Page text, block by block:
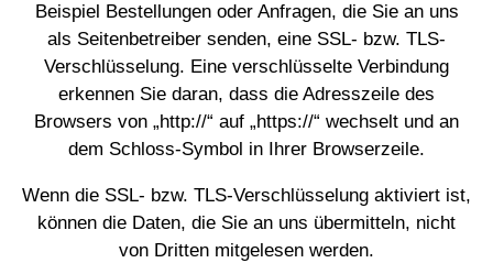
Beispiel Bestellungen oder Anfragen, die Sie an uns
als Seitenbetreiber senden, eine SSL- bzw. TLS-
Verschlüsselung. Eine verschlüsselte Verbindung
erkennen Sie daran, dass die Adresszeile des
Browsers von „http://“ auf „https://“ wechselt und an
dem Schloss-Symbol in Ihrer Browserzeile.
Wenn die SSL- bzw. TLS-Verschlüsselung aktiviert ist,
können die Daten, die Sie an uns übermitteln, nicht
von Dritten mitgelesen werden.